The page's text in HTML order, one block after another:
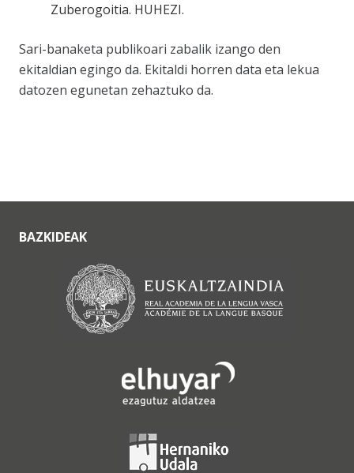
Zuberogoitia. HUHEZI.
Sari-banaketa publikoari zabalik izango den
ekitaldian egingo da. Ekitaldi horren data eta lekua
datozen egunetan zehaztuko da.
BAZKIDEAK